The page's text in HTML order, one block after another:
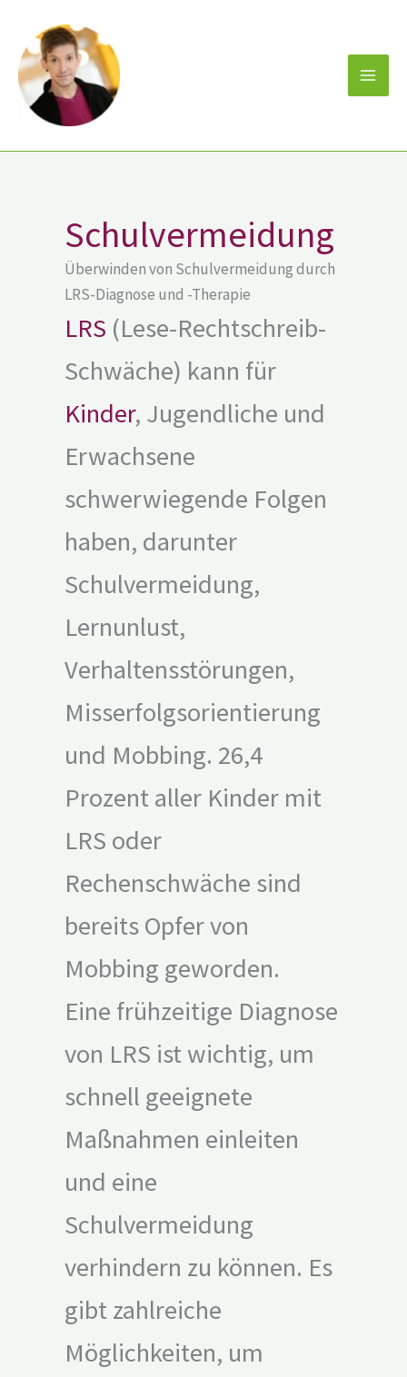
Inhalt
springen
Schulvermeidung
Überwinden von Schulvermeidung durch
LRS-Diagnose und -Therapie
LRS (Lese-Rechtschreib-
Schwäche) kann für
Kinder, Jugendliche und
Erwachsene
schwerwiegende Folgen
haben, darunter
Schulvermeidung,
Lernunlust,
Verhaltensstörungen,
Misserfolgsorientierung
und Mobbing. 26,4
Prozent aller Kinder mit
LRS oder
Rechenschwäche sind
bereits Opfer von
Mobbing geworden.
Eine frühzeitige Diagnose
von LRS ist wichtig, um
schnell geeignete
Maßnahmen einleiten
und eine
Schulvermeidung
verhindern zu können. Es
gibt zahlreiche
Möglichkeiten, um